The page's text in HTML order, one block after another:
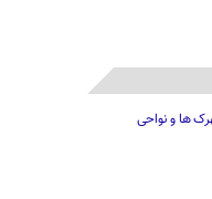
ها و نواحی